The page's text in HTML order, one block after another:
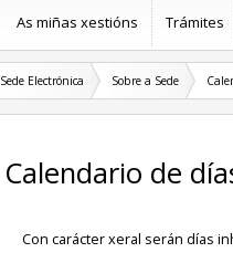
As miñas xestións Trámites
Sede Electrónica Sobre a Sede
Calendario de
Con carácter xeral serán días